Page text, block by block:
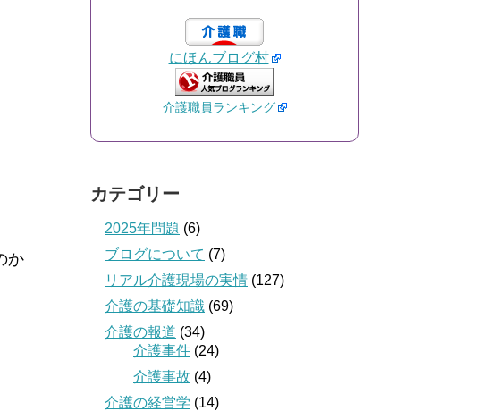
か
にほんブログ村
介護職員ランキング
カテゴリー
2025年問題 (6)
ブログについて (7)
リアル介護現場の実情 (127)
介護の基礎知識 (69)
介護の報道 (34)
介護事件 (24)
介護事故 (4)
介護の経営学 (14)